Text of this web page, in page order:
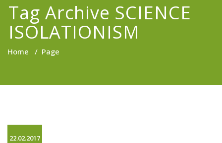
Tag Archive SCIENCE
ISOLATIONISM
Home / Page
22.02.2017